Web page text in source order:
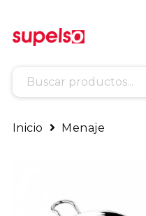
Inicio  Menaje